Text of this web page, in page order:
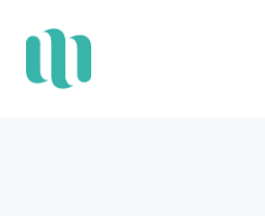
contenu